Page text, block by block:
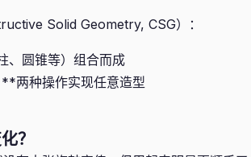
Solid Geometry, CSG）：
、圆锥等）组合而成
两种操作实现任意造型
？